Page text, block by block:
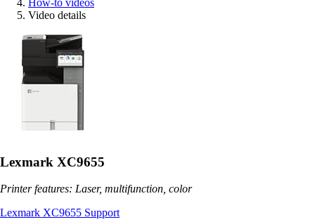
How-to videos
Video details
Lexmark XC9655
Printer features: Laser, multifunction, color
Lexmark XC9655 Support